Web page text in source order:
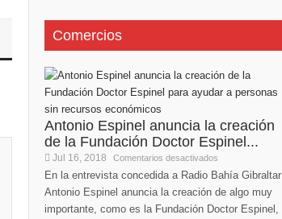
Comercios
Antonio Espinel anuncia la creación
de la Fundación Doctor Espinel...
Jul 16, 2018 Comentarios desactivados
En la entrevista concedida a Radio Bahía Gibraltar
Antonio Espinel anuncia la creación de algo muy
importante, como es la Fundación Doctor Espinel,